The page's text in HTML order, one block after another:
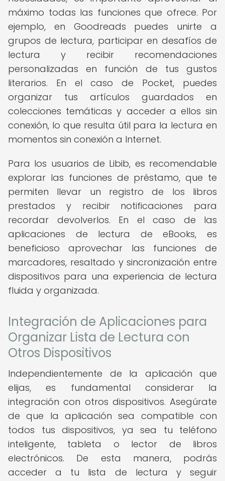
máximo todas las funciones que ofrece. Por
ejemplo, en Goodreads puedes unirte a
grupos de lectura, participar en desafíos de
lectura y recibir recomendaciones
personalizadas en función de tus gustos
literarios. En el caso de Pocket, puedes
organizar tus artículos guardados en
colecciones temáticas y acceder a ellos sin
conexión, lo que resulta útil para la lectura en
momentos sin conexión a Internet.
Para los usuarios de Libib, es recomendable
explorar las funciones de préstamo, que te
permiten llevar un registro de los libros
prestados y recibir notificaciones para
recordar devolverlos. En el caso de las
aplicaciones de lectura de eBooks, es
beneficioso aprovechar las funciones de
marcadores, resaltado y sincronización entre
dispositivos para una experiencia de lectura
fluida y organizada.
Integración de Aplicaciones para
Organizar Lista de Lectura con
Otros Dispositivos
Independientemente de la aplicación que
elijas, es fundamental considerar la
integración con otros dispositivos. Asegúrate
de que la aplicación sea compatible con
todos tus dispositivos, ya sea tu teléfono
inteligente, tableta o lector de libros
electrónicos. De esta manera, podrás
acceder a tu lista de lectura y seguir